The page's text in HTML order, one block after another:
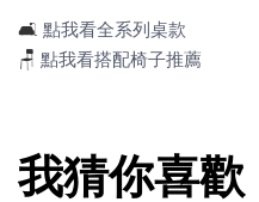
🛋️ 點我看全系列桌款
🪑 點我看搭配椅子推薦
我猜你喜歡